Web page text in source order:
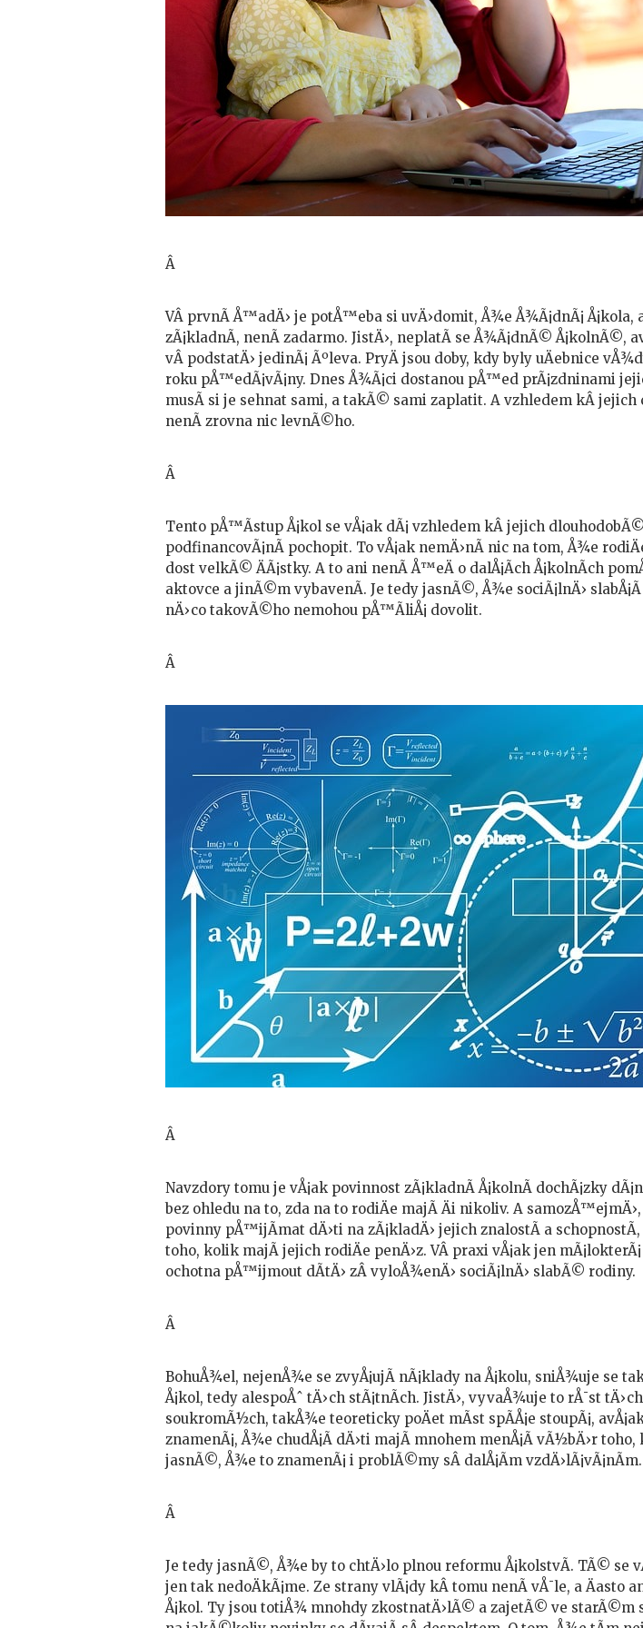
Â
VÂ prvnÃ­ Å™adÄ› je potÅ™eba si uvÄ›domit, Å¾e Å¾Ã¡dnÃ¡ Å¡kola,
zÃ¡kladnÃ­, nenÃ­ zadarmo. JistÄ›, neplatÃ­ se Å¾Ã¡dnÃ© Å¡kolnÃ©,
vÂ podstatÄ› jedinÃ¡ Ãºleva. PryÄ jsou doby, kdy byly uÄebnice
roku pÅ™edÃ¡vÃ¡ny. Dnes Å¾Ã¡ci dostanou pÅ™ed prÃ¡zdninami
musÃ­ si je sehnat sami, a takÃ© sami zaplatit. A vzhledem kÂ jejich
nenÃ­ zrovna nic levnÃ©ho.
Â
Tento pÅ™Ã­stup Å¡kol se vÅ¡ak dÃ¡ vzhledem kÂ jejich
podfinancovÃ¡nÃ­ pochopit. To vÅ¡ak nemÄ›nÃ­ nic na tom, Å¾e
dost velkÃ© ÄÃ¡stky. A to ani nenÃ­ Å™eÄ o dalÅ¡Ã­ch Å¡kolnÃ­ch
aktovce a jinÃ©m vybavenÃ­. Je tedy jasnÃ©, Å¾e sociÃ¡lnÄ›
nÄ›co takovÃ©ho nemohou pÅ™Ã­liÅ¡ dovolit.
Â
Â
Navzdory tomu je vÅ¡ak povinnost zÃ¡kladnÃ­ Å¡kolnÃ­ dochÃ¡zky
bez ohledu na to, zda na to rodiÄe majÃ­ Äi nikoliv. A samozÅ™ejmÄ›,
povinny pÅ™ijÃ­mat dÄ›ti na zÃ¡kladÄ› jejich znalostÃ­ a
toho, kolik majÃ­ jejich rodiÄe penÄ›z. VÂ praxi vÅ¡ak jen mÃ¡lokterÃ¡
ochotna pÅ™ijmout dÃ­tÄ› zÂ vyloÅ¾enÄ› sociÃ¡lnÄ› slabÃ© rodiny.
Â
BohuÅ¾el, nejenÅ¾e se zvyÅ¡ujÃ­ nÃ¡klady na Å¡kolu, sniÅ¾uje se
Å¡kol, tedy alespoÅˆ tÄ›ch stÃ¡tnÃ­ch. JistÄ›, vyvaÅ¾uje to rÅ¯st tÄ›ch
soukromÃ½ch, takÅ¾e teoreticky poÄet mÃ­st spÃ­Å¡e stoupÃ¡,
znamenÃ¡, Å¾e chudÅ¡Ã­ dÄ›ti majÃ­ mnohem menÅ¡Ã­ vÃ½bÄ›r toho,
jasnÃ©, Å¾e to znamenÃ¡ i problÃ©my sÂ dalÅ¡Ã­m vzdÄ›lÃ¡vÃ¡nÃ­m.
Â
Je tedy jasnÃ©, Å¾e by to chtÄ›lo plnou reformu Å¡kolstvÃ­. TÃ© se
jen tak nedoÄkÃ¡me. Ze strany vlÃ¡dy kÂ tomu nenÃ­ vÅ¯le, a Äasto
Å¡kol. Ty jsou totiÅ¾ mnohdy zkostnatÄ›lÃ© a zajetÃ© ve starÃ©m